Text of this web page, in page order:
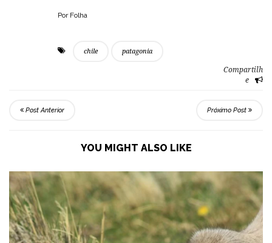
Por Folha
chile patagonia
Compartilh
e
Post Anterior Próximo Post
YOU MIGHT ALSO LIKE